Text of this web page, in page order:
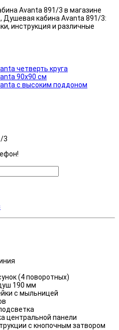
Avanta 891/3 в магазине
Душевая кабина Avanta 891/3:
инструкция и различные
четверть круга
90x90 см
с высоким поддоном
(4 поворотных)
190 мм
с мыльницей
центральной панели
с кнопочным затвором